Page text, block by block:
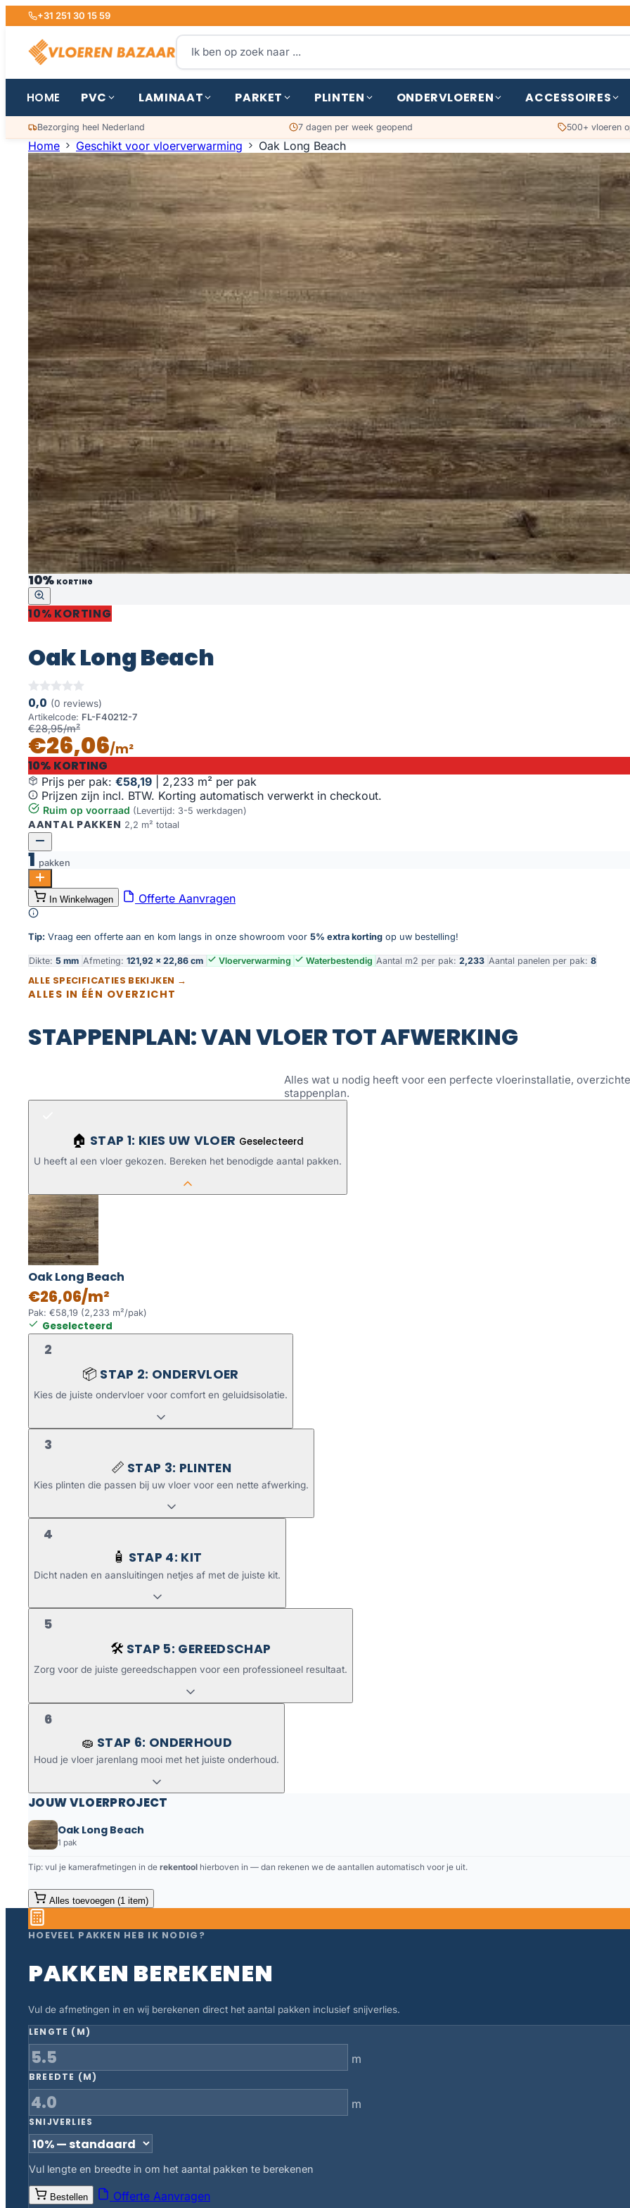
+31 251 30 15 59
HOME PVC LAMINAAT PARKET PLINTEN ONDERVLOEREN ACCESSOIRES
Bezorging heel Nederland 7 dagen per week geopend 500+ vloeren
Home Geschikt voor vloerverwarming Oak Long Beach
10% KORTING
10% KORTING
Oak Long Beach
0,0 (0 reviews)
Artikelcode: FL-F40212-7
€28,95/m²
€26,06/m²
10% KORTING
Prijs per pak: €58,19
2,233 m² per pak
Prijzen zijn incl. BTW. Korting automatisch verwerkt in checkout.
Ruim op voorraad (Levertijd: 3-5 werkdagen)
AANTAL PAKKEN 2,2 m² totaal
1 pakken
Oak Long Beach aantal
Toevoegen aan winkelwagen
In Winkelwagen Offerte Aanvragen
Tip: Vraag een offerte aan en kom langs in onze showroom voor 5% extra korting op uw bestelling!
Dikte: 5 mm Afmeting: 121,92 × 22,86 cm Vloerverwarming Waterbestendig Aantal m2 per pak: 2,233 Aantal panelen per pak: 8
ALLE SPECIFICATIES BEKIJKEN →
ALLES IN ÉÉN OVERZICHT
STAPPENPLAN: VAN VLOER TOT AFWERKING
Alles wat u nodig heeft voor een perfecte vloerinstallatie,
stappenplan.
🏠 STAP 1: KIES UW VLOER Geselecteerd
U heeft al een vloer gekozen. Bereken het benodigde aantal pakken.
Oak Long Beach
€26,06/m²
Pak: €58,19 (2,233 m²/pak)
Geselecteerd
2
📦 STAP 2: ONDERVLOER
Kies de juiste ondervloer voor comfort en geluidsisolatie.
3
📏 STAP 3: PLINTEN
Kies plinten die passen bij uw vloer voor een nette afwerking.
4
🧴 STAP 4: KIT
Dicht naden en aansluitingen netjes af met de juiste kit.
5
🛠️ STAP 5: GEREEDSCHAP
Zorg voor de juiste gereedschappen voor een professioneel resultaat.
6
🧽 STAP 6: ONDERHOUD
Houd je vloer jarenlang mooi met het juiste onderhoud.
JOUW VLOERPROJECT
Oak Long Beach
1 pak
Tip: vul je kamerafmetingen in de rekentool hierboven in — dan rekenen we de aantallen automatisch voor je uit.
Alles toevoegen (1 item)
HOEVEEL PAKKEN HEB IK NODIG?
PAKKEN BEREKENEN
Vul de afmetingen in en wij berekenen direct het aantal pakken inclusief snijverlies.
LENGTE (M)
m
BREEDTE (M)
m
SNIJVERLIES
Vul lengte en breedte in om het aantal pakken te berekenen
Bestellen Offerte Aanvragen